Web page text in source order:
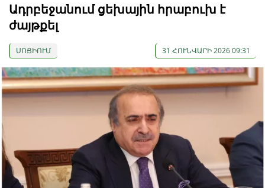
Ադրբեջանում ցեխային հրաբուխ է
ժայթքել
ՍՈՑԻՈՒՄ 31 ՀՈՒՆՎԱՐԻ 2026 09:31